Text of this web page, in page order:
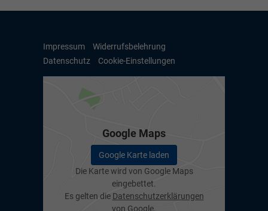
Impressum
Widerrufsbelehrung
Datenschutz
Cookie-Einstellungen
Google Maps
Google Karte laden
Die Karte wird von Google Maps
eingebettet.
Es gelten die Datenschutzerklärungen
von Google.